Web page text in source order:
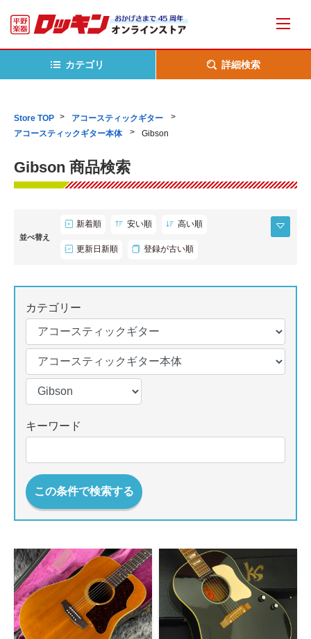
カテゴリ 詳細検索
Store TOP
アコースティックギター
アコースティックギター本体
Gibson
Gibson 商品検索
並べ替え
新着順 安い順 高い順
更新日新順 登録が古い順
カテゴリー
キーワード
この条件で検索する